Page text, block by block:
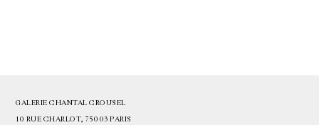
GALERIE CHANTAL CROUSEL
10 RUE CHARLOT, 75003 PARIS